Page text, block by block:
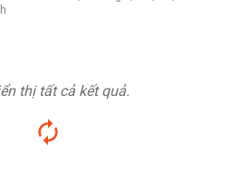
thị tất cả kết quả.